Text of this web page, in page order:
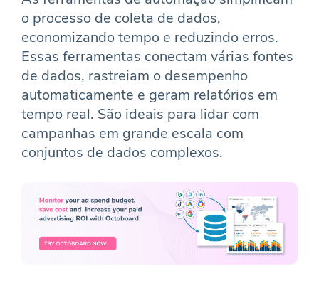
o processo de coleta de dados,
economizando tempo e reduzindo erros.
Essas ferramentas conectam várias fontes
de dados, rastreiam o desempenho
automaticamente e geram relatórios em
tempo real. São ideais para lidar com
campanhas em grande escala com
conjuntos de dados complexos.